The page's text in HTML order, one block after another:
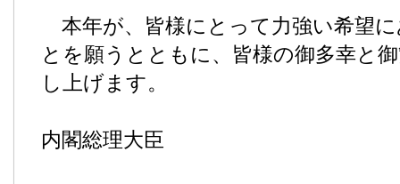
本年が、皆様にとって力強い希望
とを願うとともに、皆様の御多幸と
し上げます。
内閣総理大臣